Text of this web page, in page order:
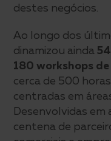
destes negócios.
Ao longo dos
dinamizou ainda
180 workshops
cerca de 500
centradas em
Desenvolvidas em
centena de